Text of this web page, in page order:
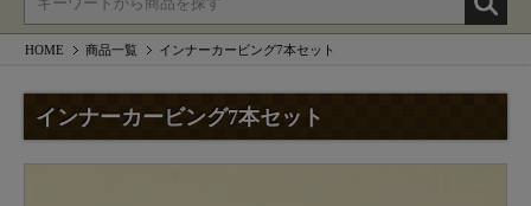
HOME 商品一覧 インナーカービング7本セット
インナーカービング7本セット